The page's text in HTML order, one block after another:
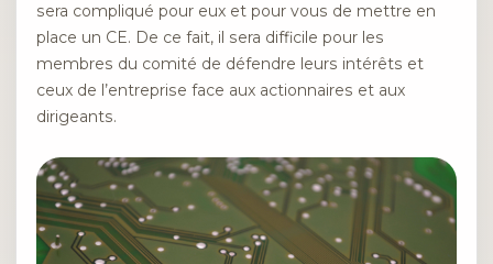
sera compliqué pour eux et pour vous de mettre en
place un CE. De ce fait, il sera difficile pour les
membres du comité de défendre leurs intérêts et
ceux de l’entreprise face aux actionnaires et aux
dirigeants.